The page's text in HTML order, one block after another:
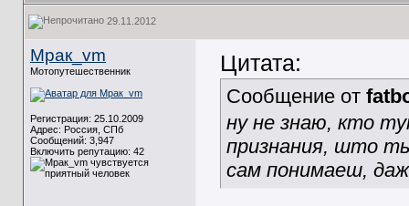
29.11.2012
Мрак_vm
Мотопутешественник
Регистрация: 25.10.2009
Адрес: Россия, СПб
Сообщений: 3,947
Включить репутацию: 42
Цитата:
Сообщение от
ну не знаю, кто
признания, што
сам понимаеш,